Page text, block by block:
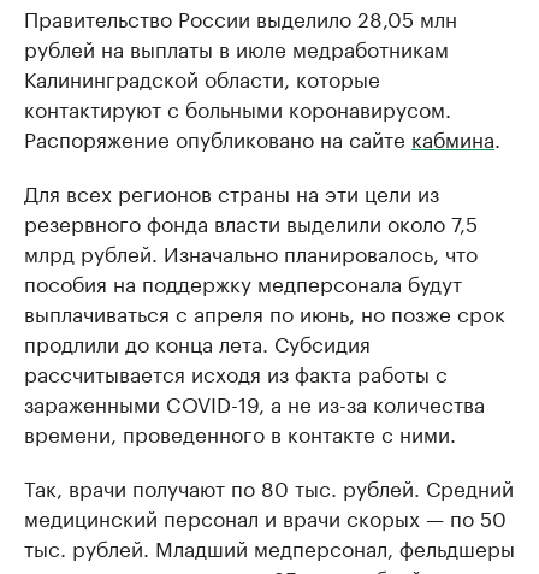
Правительство России выделило 28,05 млн
рублей на выплаты в июле медработникам
Калининградской области, которые
контактируют с больными коронавирусом.
Распоряжение опубликовано на сайте кабмина
Для всех регионов страны на эти цели из
резервного фонда власти выделили около 7,5
млрд рублей. Изначально планировалось, что
пособия на поддержку медперсонала будут
выплачиваться с апреля по июнь, но позже срок
продлили до конца лета. Субсидия
рассчитывается исходя из факта работы с
зараженными COVID-19, а не из-за количества
времени, проведенного в контакте с ними.
Так, врачи получают по 80 тыс. рублей. Средний
медицинский персонал и врачи скорых — по 50
тыс. рублей. Младший медперсонал, фельдшеры